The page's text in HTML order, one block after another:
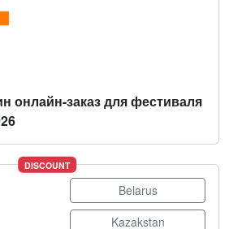
онлайн-заказ для фестиваля
DISCOUNT
Belarus
Kazakstan